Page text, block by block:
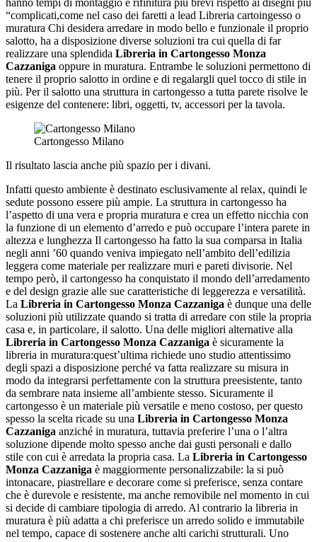
hanno tempi di montaggio e rifinitura più brevi rispetto ai disegni più
“complicati,come nel caso dei faretti a lead Libreria cartoingesso o
muratura Chi desidera arredare in modo bello e funzionale il proprio
salotto, ha a disposizione diverse soluzioni tra cui quella di far
realizzare una splendida Libreria in Cartongesso Monza
Cazzaniga oppure in muratura. Entrambe le soluzioni permettono di
tenere il proprio salotto in ordine e di regalargli quel tocco di stile in
più. Per il salotto una struttura in cartongesso a tutta parete risolve le
esigenze del contenere: libri, oggetti, tv, accessori per la tavola.
Cartongesso Milano
Il risultato lascia anche più spazio per i divani.
Infatti questo ambiente è destinato esclusivamente al relax, quindi le
sedute possono essere più ampie. La struttura in cartongesso ha
l’aspetto di una vera e propria muratura e crea un effetto nicchia con
la funzione di un elemento d’arredo e può occupare l’intera parete in
altezza e lunghezza Il cartongesso ha fatto la sua comparsa in Italia
negli anni ’60 quando veniva impiegato nell’ambito dell’edilizia
leggera come materiale per realizzare muri e pareti divisorie. Nel
tempo però, il cartongesso ha conquistato il mondo dell’arredamento
e del design grazie alle sue caratteristiche di leggerezza e versatilità.
La Libreria in Cartongesso Monza Cazzaniga è dunque una delle
soluzioni più utilizzate quando si tratta di arredare con stile la propria
casa e, in particolare, il salotto. Una delle migliori alternative alla
Libreria in Cartongesso Monza Cazzaniga è sicuramente la
libreria in muratura:quest’ultima richiede uno studio attentissimo
degli spazi a disposizione perché va fatta realizzare su misura in
modo da integrarsi perfettamente con la struttura preesistente, tanto
da sembrare nata insieme all’ambiente stesso. Sicuramente il
cartongesso è un materiale più versatile e meno costoso, per questo
spesso la scelta ricade su una Libreria in Cartongesso Monza
Cazzaniga anziché in muratura, tuttavia preferire l’una o l’altra
soluzione dipende molto spesso anche dai gusti personali e dallo
stile con cui è arredata la propria casa. La Libreria in Cartongesso
Monza Cazzaniga è maggiormente personalizzabile: la si può
intonacare, piastrellare e decorare come si preferisce, senza contare
che è durevole e resistente, ma anche removibile nel momento in cui
si decide di cambiare tipologia di arredo. Al contrario la libreria in
muratura è più adatta a chi preferisce un arredo solido e immutabile
nel tempo, capace di sostenere anche alti carichi strutturali. Uno